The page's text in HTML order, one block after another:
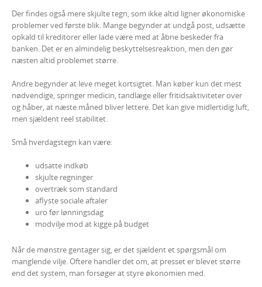
Der findes også mere skjulte tegn, som ikke altid ligner økonomiske
problemer ved første blik. Mange begynder at undgå post, udsætte
opkald til kreditorer eller lade være med at åbne beskeder fra
banken. Det er en almindelig beskyttelsesreaktion, men den gør
næsten altid problemet større.
Andre begynder at leve meget kortsigtet. Man køber kun det mest
nødvendige, springer medicin, tandlæge eller fritidsaktiviteter over
og håber, at næste måned bliver lettere. Det kan give midlertidig luft,
men sjældent reel stabilitet.
Små hverdagstegn kan være:
udsatte indkøb
skjulte regninger
overtræk som standard
aflyste sociale aftaler
uro før lønningsdag
modvilje mod at kigge på budget
Når de mønstre gentager sig, er det sjældent et spørgsmål om
manglende vilje. Oftere handler det om, at presset er blevet større
end det system, man forsøger at styre økonomien med.